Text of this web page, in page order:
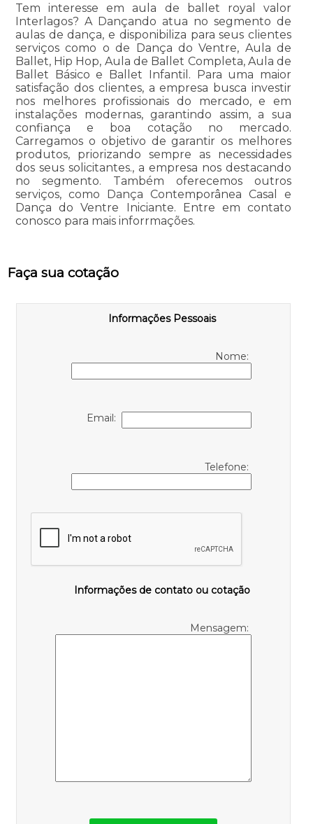
Tem interesse em aula de ballet royal valor
Interlagos? A Dançando atua no segmento de
aulas de dança, e disponibiliza para seus clientes
serviços como o de Dança do Ventre, Aula de
Ballet, Hip Hop, Aula de Ballet Completa, Aula de
Ballet Básico e Ballet Infantil. Para uma maior
satisfação dos clientes, a empresa busca investir
nos melhores profissionais do mercado, e em
instalações modernas, garantindo assim, a sua
confiança e boa cotação no mercado.
Carregamos o objetivo de garantir os melhores
produtos, priorizando sempre as necessidades
dos seus solicitantes., a empresa nos destacando
no segmento. Também oferecemos outros
serviços, como Dança Contemporânea Casal e
Dança do Ventre Iniciante. Entre em contato
conosco para mais inforrmações.
Faça sua cotação
Informações Pessoais
Nome:
Email:
Telefone:
Informações de contato ou cotação
Mensagem: